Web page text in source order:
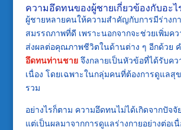
ความอึดทนของผู้ชายเกี่ยวข้องกับอะไ
ผู้ชายหลายคนให้ความสำคัญกับการมีร่างก
สมรรถภาพที่ดี เพราะนอกจากจะช่วยเพิ่มค
ส่งผลต่อคุณภาพชีวิตในด้านต่าง ๆ อีกด้วย
อึดทนท่านชายจึงกลายเป็นหัวข้อที่ได้รับคว
เนื่อง โดยเฉพาะในกลุ่มคนที่ต้องการดูแลสุ
รวม
อย่างไรก็ตาม ความอึดทนไม่ได้เกิดจากปัจจั
แต่เป็นผลมาจากการดูแลร่างกายอย่างต่อเ